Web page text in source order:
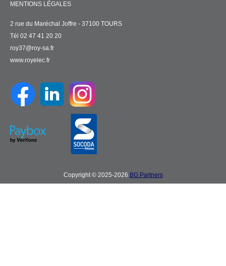
MENTIONS LÉGALES
2 rue du Maréchal Joffre - 37100 TOURS
Tél 02 47 41 20 20
roy37@roy-sa.fr
www.royelec.fr
Copyright © 2025-2026 BG Partners